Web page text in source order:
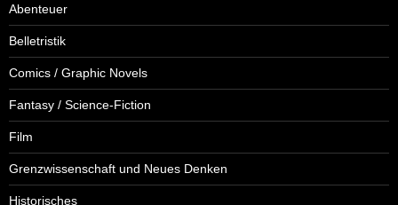
Abenteuer
Belletristik
Comics / Graphic Novels
Fantasy / Science-Fiction
Film
Grenzwissenschaft und Neues Denken
Historisches